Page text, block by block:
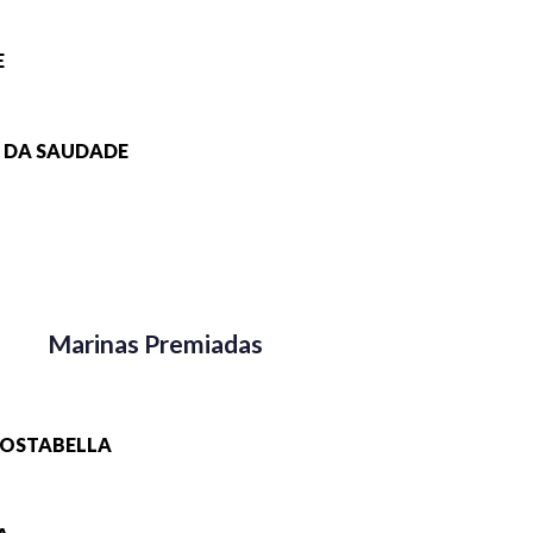
DA SAUDADE
Marinas Premiadas